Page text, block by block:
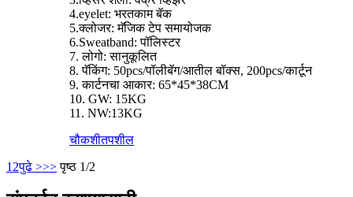
4.eyelet: भरतकाम बॅक
5.क्लोजर: मॅजिक टेप समायोजक
6.Sweatband: पॉलिस्टर
7. लोगो: सानुकूलित
8. पॅकिंग: 50pcs/पॉलीबॅग/आतील बॉक्स, 200pcs/कार्टून
9. कार्टनचा आकार: 65*45*38CM
10. GW: 15KG
11. NW:13KG
चौकशीतपशील
1 2पुढे >>> पृष्ठ 1/2